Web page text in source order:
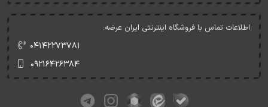
اطلاعات تماس با فروشگاه اینترنتی ایران عرضه:
۰۴۱۴۲۲۷۳۷۸۱
۰۹۲۱۶۴۲۶۳۸۴